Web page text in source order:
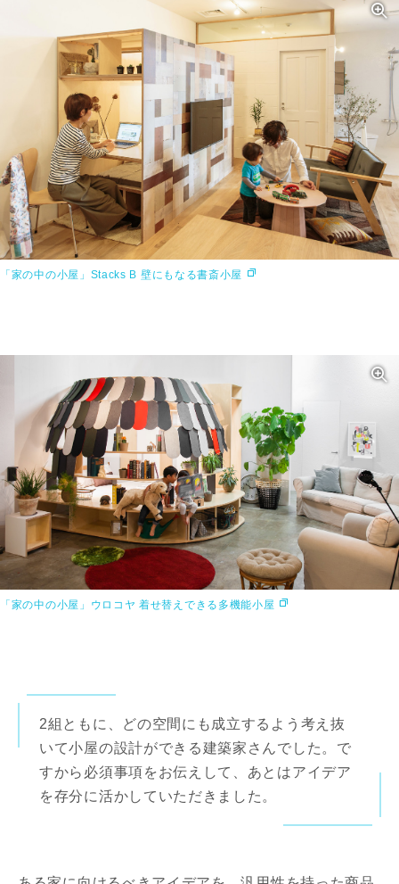
「家の中の小屋」Stacks B 壁にもなる書斎小屋
「家の中の小屋」ウロコヤ 着せ替えできる多機能小屋
2組ともに、どの空間にも成立するよう考え抜
いて小屋の設計ができる建築家さんでした。で
すから必須事項をお伝えして、あとはアイデア
を存分に活かしていただきました。